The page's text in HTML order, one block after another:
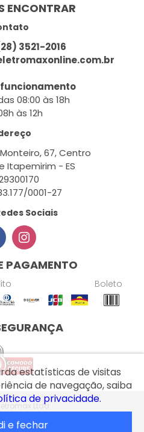
ENCONTRAR
3521-2016
08:00 às 18h
às 12h
67, Centro
Itapemirim - ES
0001-27
Sociais
PAGAMENTO
Boleto
estatísticas de visitas
de navegação, saiba
de privacidade.
e fechar
Ltda.